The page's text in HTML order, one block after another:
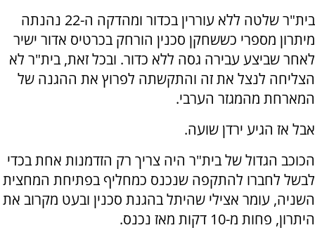
בית"ר שלטה ללא עוררין בכדור ומהדקה ה-22 נהנתה
מיתרון מספרי כששחקן סכנין הורחק בכרטיס אדור ישיר
לאחר שביצע עבירה גסה ללא כדור. ובכל זאת, בית"ר לא
הצליחה לנצל את זה והתקשתה לפרוץ את ההגנה של
המארחת מהמגזר הערבי.
אבל אז הגיע ירדן שועה.
הכוכב הגדול של בית"ר היה צריך רק הזדמנות אחת בכדי
לבשל לחברו להתקפה שנכנס כמחליף בפתיחת המחצית
השניה, עומר אצילי שהיתל בהגנת סכנין ובעט מקרוב את
היתרון, פחות מ-10 דקות מאז נכנס.